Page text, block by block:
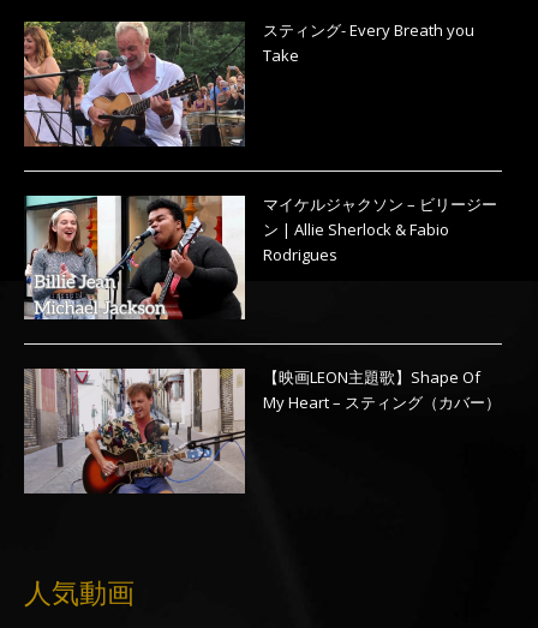
スティング- Every Breath you
Take
マイケルジャクソン – ビリージー
ン | Allie Sherlock & Fabio
Rodrigues
【映画LEON主題歌】Shape Of
My Heart – スティング（カバー）
人気動画